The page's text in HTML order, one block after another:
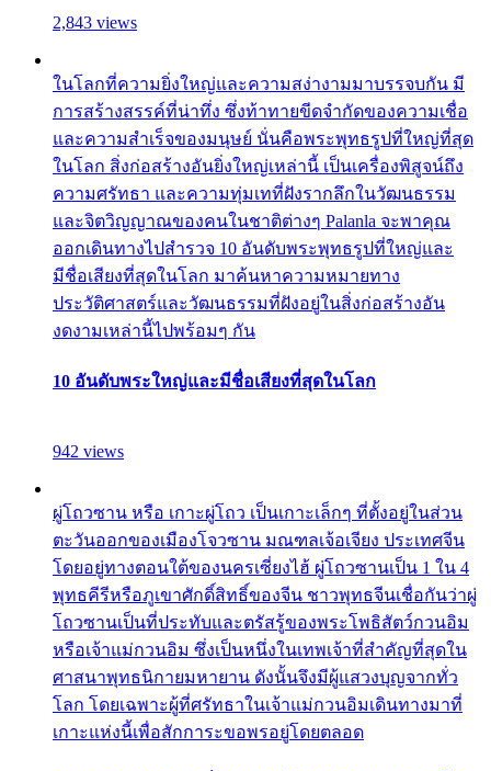
2,843 views
ในโลกที่ความยิ่งใหญ่และความสง่างามมาบรรจบกัน มี
การสร้างสรรค์ที่น่าทึ่ง ซึ่งท้าทายขีดจำกัดของความเชื่อ
และความสำเร็จของมนุษย์ นั่นคือพระพุทธรูปที่ใหญ่ที่สุด
ในโลก สิ่งก่อสร้างอันยิ่งใหญ่เหล่านี้ เป็นเครื่องพิสูจน์ถึง
ความศรัทธา และความทุ่มเทที่ฝังรากลึกในวัฒนธรรม
และจิตวิญญาณของคนในชาติต่างๆ Palanla จะพาคุณ
ออกเดินทางไปสำรวจ 10 อันดับพระพุทธรูปที่ใหญ่และ
มีชื่อเสียงที่สุดในโลก มาค้นหาความหมายทาง
ประวัติศาสตร์และวัฒนธรรมที่ฝังอยู่ในสิ่งก่อสร้างอัน
งดงามเหล่านี้ไปพร้อมๆ กัน
10 อันดับพระใหญ่และมีชื่อเสียงที่สุดในโลก
942 views
ผู่โถวซาน หรือ เกาะผู่โถว เป็นเกาะเล็กๆ ที่ตั้งอยู่ในส่วน
ตะวันออกของเมืองโจวซาน มณฑลเจ้อเจียง ประเทศจีน
โดยอยู่ทางตอนใต้ของนครเซี่ยงไฮ้ ผู่โถวซานเป็น 1 ใน 4
พุทธคีรีหรือภูเขาศักดิ์สิทธิ์ของจีน ชาวพุทธจีนเชื่อกันว่าผู่
โถวซานเป็นที่ประทับและตรัสรู้ของพระโพธิสัตว์กวนอิม
หรือเจ้าแม่กวนอิม ซึ่งเป็นหนึ่งในเทพเจ้าที่สำคัญที่สุดใน
ศาสนาพุทธนิกายมหายาน ดังนั้นจึงมีผู้แสวงบุญจากทั่ว
โลก โดยเฉพาะผู้ที่ศรัทธาในเจ้าแม่กวนอิมเดินทางมาที่
เกาะแห่งนี้เพื่อสักการะขอพรอยู่โดยตลอด